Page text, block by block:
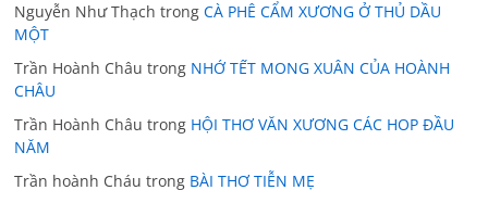
Nguyễn Như Thạch trongCÀ PHÊ CẨM XƯƠNG Ở THỦ DẦU
MỘT
Trần Hoành Châu trong NHỚ TẾT MONG XUÂN CỦA HOÀNH
CHÂU
Trần Hoành Châu trong HỘI THƠ VĂN XƯƠNG CÁC HOP ĐẦU
NĂM
Trần hoành Cháu trong BÀI THƠ TIỄN MẸ